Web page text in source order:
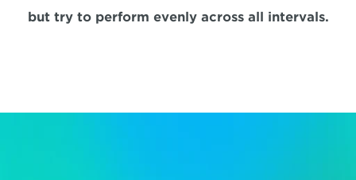
but try to perform evenly across all intervals.